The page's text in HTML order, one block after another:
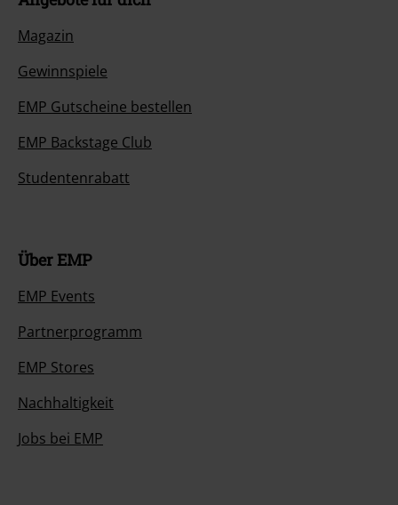
Magazin
Gewinnspiele
EMP Gutscheine bestellen
EMP Backstage Club
Studentenrabatt
Über EMP
EMP Events
Partnerprogramm
EMP Stores
Nachhaltigkeit
Jobs bei EMP